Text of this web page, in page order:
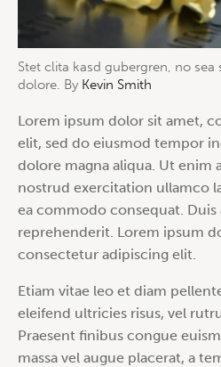
Stet clita kasd gubergren, no sea
dolore. By Kevin Smith
Lorem ipsum dolor sit amet,
elit, sed do eiusmod tempor
dolore magna aliqua. Ut enim
nostrud exercitation ullamco
ea commodo consequat.
reprehenderit. Lorem ipsum
consectetur adipiscing elit.
Etiam vitae leo et diam
eleifend ultricies risus, vel
Praesent finibus congue
massa vel augue placerat, a